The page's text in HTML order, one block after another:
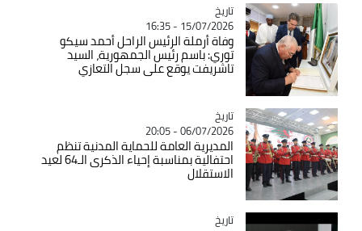
Catégorie
تاريخ
15/07/2026 - 16:35
وفاة أرملة الرئيس الراحل أحمد سيكو
توري: باسم رئيس الجمهورية، السيد
تاشريفت يوقع على سجل التعازي
Catégorie
تاريخ
06/07/2026 - 20:05
المديرية العامة للحماية المدنية تنظم
احتفالية بمناسبة إحياء الذكرى الـ64 لعيد
الاستقلال
Catégorie
تاريخ